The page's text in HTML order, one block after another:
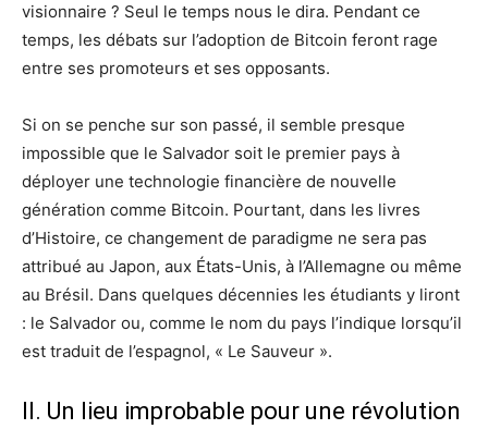
visionnaire ? Seul le temps nous le dira. Pendant ce
temps, les débats sur l’adoption de Bitcoin feront rage
entre ses promoteurs et ses opposants.
Si on se penche sur son passé, il semble presque
impossible que le Salvador soit le premier pays à
déployer une technologie financière de nouvelle
génération comme Bitcoin. Pourtant, dans les livres
d’Histoire, ce changement de paradigme ne sera pas
attribué au Japon, aux États-Unis, à l’Allemagne ou même
au Brésil. Dans quelques décennies les étudiants y liront
: le Salvador ou, comme le nom du pays l’indique lorsqu’il
est traduit de l’espagnol, « Le Sauveur ».
II. Un lieu improbable pour une révolution